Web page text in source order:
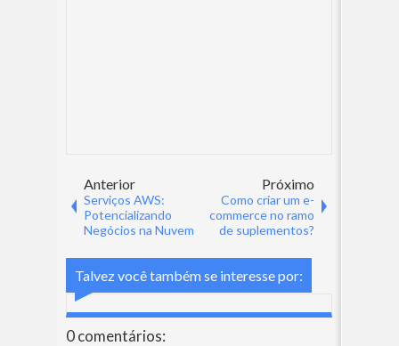
Anterior
Serviços AWS:
Potencializando
Negócios na Nuvem
Próximo
Como criar um e-
commerce no ramo
de suplementos?
Talvez você também se interesse por:
0 comentários: